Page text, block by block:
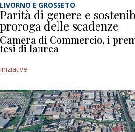
LIVORNO E GROSSETO
Parità di genere e
proroga delle scadenze
Camera di Commercio, i
tesi di laurea
Iniziative